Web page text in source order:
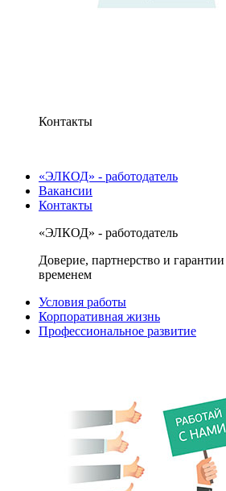
Контакты
«ЭЛКОД» - работодатель
Вакансии
Контакты
«ЭЛКОД» - работодатель
Доверие, партнерство и
временем
Условия работы
Корпоративная жизнь
Профессиональное развитие